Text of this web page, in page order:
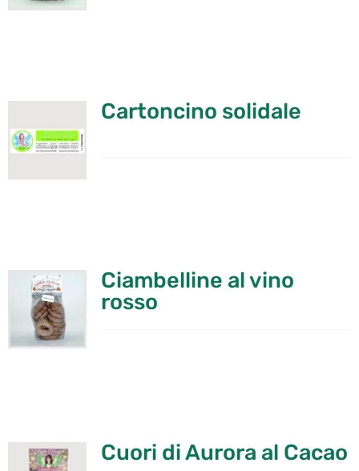
Cartoncino solidale
Ciambelline al vino
rosso
Cuori di Aurora al Cacao